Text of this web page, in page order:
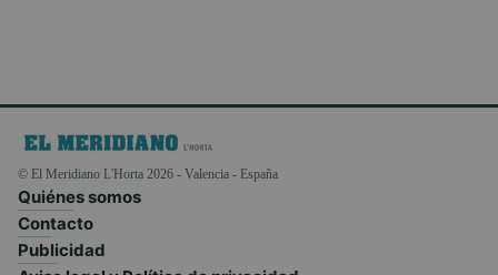
© El Meridiano L'Horta 2026 - Valencia - España
Quiénes somos
Contacto
Publicidad